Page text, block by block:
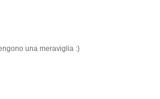
una meraviglia :)